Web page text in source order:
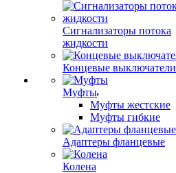
Сигнализаторы потока
жидкости
Концевые выключатели
Муфты
Муфты жестские
Муфты гибкие
Адаптеры фланцевые
Колена